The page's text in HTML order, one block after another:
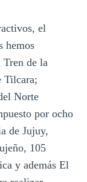
el
hemos
de la
Tilcara;
Norte
por ocho
de Jujuy,
105
y además El